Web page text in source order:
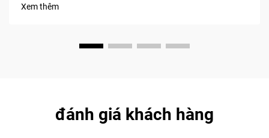
Xem thêm
đánh giá khách hàng